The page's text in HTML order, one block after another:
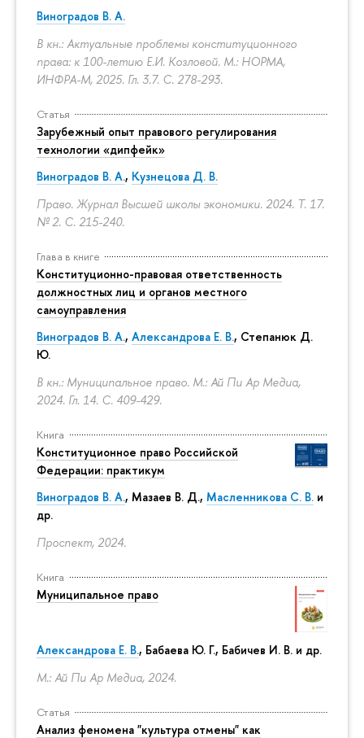
Виноградов В. А.
В кн.: Актуальные проблемы конституционного
права: к 100-летию Е.И. Козловой. М.: НОРМА,
ИНФРА-М, 2025. Гл. 3.7. С. 278-293.
Статья
Зарубежный опыт правового регулирования
технологии «дипфейк»
Виноградов В. А., Кузнецова Д. В.
Право. Журнал Высшей школы экономики. 2024. Т. 17.
№ 2. С. 215-240.
Глава в книге
Конституционно-правовая ответственность
должностных лиц и органов местного
самоуправления
Виноградов В. А., Александрова Е. В., Степанюк Д.
Ю.
В кн.: Муниципальное право. М.: Ай Пи Ар Медиа,
2024. Гл. 14. С. 409-429.
Книга
Конституционное право Российской
Федерации: практикум
Виноградов В. А., Мазаев В. Д., Масленникова С. В. и
др.
Проспект, 2024.
Книга
Муниципальное право
Александрова Е. В., Бабаева Ю. Г., Бабичев И. В. и др.
М.: Ай Пи Ар Медиа, 2024.
Статья
Анализ феномена "культура отмены" как